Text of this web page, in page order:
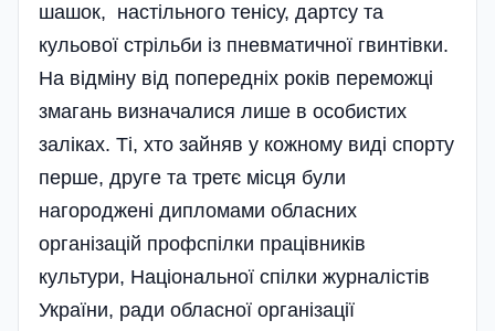
шашок, настільного тенісу, дартсу та
кульової стрільби із пневматичної гвинтівки.
На відміну від попередніх років переможці
змагань визначалися лише в особистих
заліках. Ті, хто зайняв у кожному виді спорту
перше, друге та третє місця були
нагороджені дипломами обласних
організацій профспілки працівників
культури, Національної спілки журналістів
України, ради обласної організації